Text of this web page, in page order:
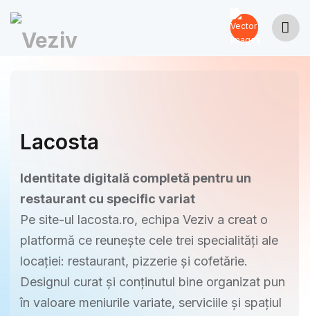
Lacosta
Identitate digitală completă pentru un
restaurant cu specific variat
Pe site-ul lacosta.ro, echipa Veziv a creat o
platformă ce reunește cele trei specialități ale
locației: restaurant, pizzerie și cofetărie.
Designul curat și conținutul bine organizat pun
în valoare meniurile variate, serviciile și spațiul